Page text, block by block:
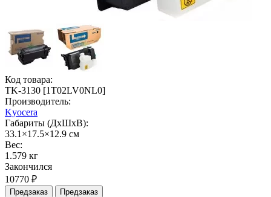
Код товара:
TK-3130 [1T02LV0NL0]
Производитель:
Kyocera
Габариты (ДхШхВ):
33.1×17.5×12.9 см
Вес:
1.579 кг
Закончился
10770 ₽
Предзаказ Предзаказ